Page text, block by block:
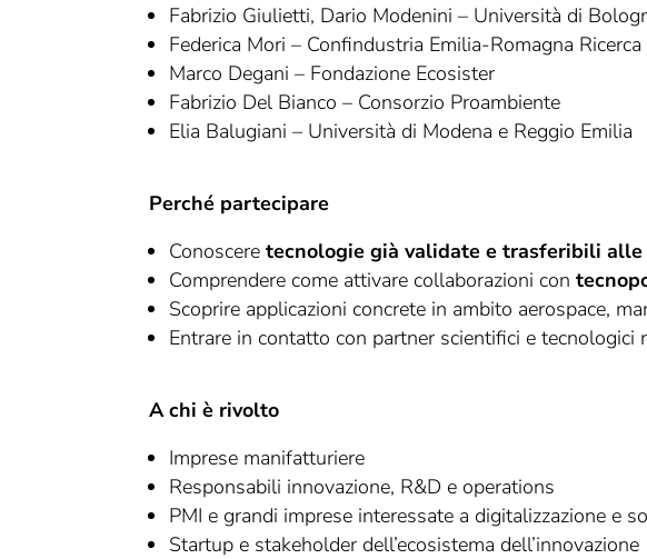
Fabrizio Giulietti, Dario Modenini – Università di
Federica Mori – Confindustria Emilia-Romagna Ricerca
Marco Degani – Fondazione Ecosister
Fabrizio Del Bianco – Consorzio Proambiente
Elia Balugiani – Università di Modena e Reggio Emilia
Perché partecipare
Conosceretecnologie già validate e trasferibili alle
Comprendere come attivare collaborazioni con
Scoprire applicazioni concrete in ambito aerospace,
Entrare in contatto con partner scientifici e tecnologici
A chi è rivolto
Imprese manifatturiere
Responsabili innovazione, R&D e operations
PMI e grandi imprese interessate a digitalizzazione e
Startup e stakeholder dell’ecosistema dell’innovazione